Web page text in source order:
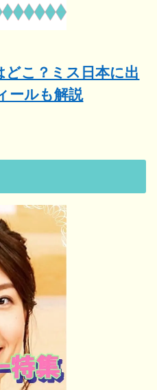
どこ？ミス日本に出
ールも解説